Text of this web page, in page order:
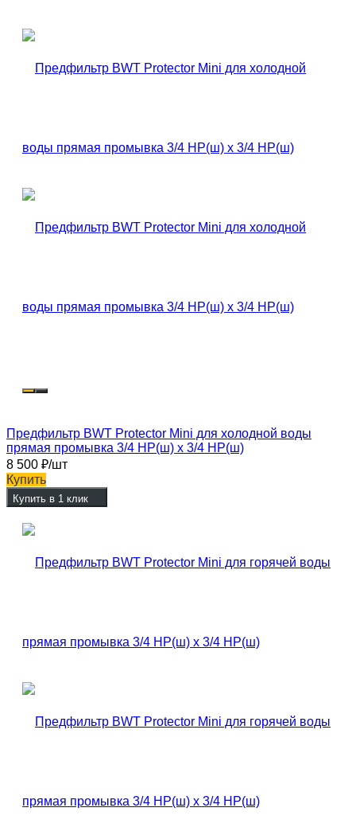
Предфильтр BWT Protector Mini для холодной воды
прямая промывка 3/4 НР(ш) х 3/4 НР(ш)
8 500 ₽/шт
Купить
Купить в 1 клик